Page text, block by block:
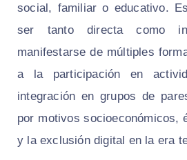
social, familiar o educativo.
ser tanto directa como
manifestarse de múltiples
a la participación en
integración en grupos de
por motivos socioeconómicos,
y la exclusión digital en la era